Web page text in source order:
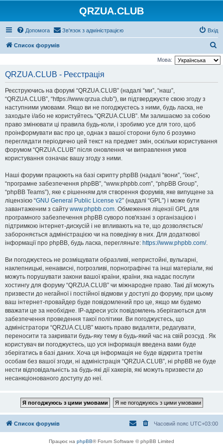
QRZUA.CLUB
Допомога Зв'язок з адміністрацією Вхід
Список форумів
о
Мова:
QRZUA.CLUB - Реєстрація
Реєструючись на форумі “QRZUA.CLUB” (надалі “ми”, “наш”,
“QRZUA.CLUB”, “https://www.qrzua.club”), ви підтверджуєте свою згоду з
наступними умовами. Якщо ви не погоджуєтесь з ними, будь ласка, не
заходьте і/або не користуйтесь “QRZUA.CLUB”. Ми залишаємо за собою
право змінювати ці правила будь-коли, і зробимо усе для того, щоб
проінформувати вас про це, однак з вашої сторони було б розумно
переглядати періодично цей текст на предмет змін, оскільки користування
форумом “QRZUA.CLUB” після оновлення чи виправлення умов
користування означає вашу згоду з ними.
Наші форуми працюють на базі скрипту phpBB (надалі “вони”, “їхнє”,
“програмне забезпечення phpBB”, “www.phpbb.com”, “phpBB Group”,
“phpBB Teams”), яке є рішенням для створення форумів, яке випущене за
ліцензією “GNU General Public License v2” (надалі “GPL”) і може бути
завантаженим з сайту www.phpbb.com. Обмеження ліцензії GPL для
програмного забезпечення phpBB суворо пов'язані з організацією і
підтримкою інтернет-дискусій і не впливають на те, що дозволяється/
забороняється адміністрацією чи на поведінку в них. Для додаткової
інформації про phpBB, будь ласка, перегляньте: https://www.phpbb.com/.
Ви погоджуєтесь не розміщувати образливі, непристойні, вульгарні,
наклепницькі, ненависні, погрозливі, порнографічні та інші матеріали, які
можуть порушувати закони вашої країни, країни, яка надає послуги
хостингу для форуму “QRZUA.CLUB” чи міжнародне право. Такі дії можуть
призвести до негайної і постійної відмови у доступі до форуму, при цьому
ваш інтернет-провайдер буде повідомлений про це, якщо ми будемо
вважати це за необхідне. IP-адреси усіх повідомлень зберігаються для
забезпечення проведення такої політики. Ви погоджуєтесь, що
адміністратори “QRZUA.CLUB” мають право видаляти, редагувати,
переносити та закривати будь-яку тему в будь-який час на свій розсуд . Як
користувач ви погоджуєтесь, що уся інформація введена вами буде
зберігатись в базі даних. Хоча ця інформація не буде відкрита третім
особам без вашої згоди, ні адміністрація “QRZUA.CLUB”, ні phpBB не буде
нести відповідальність за будь-які дії хакерів, які можуть призвести до
несанкціонованого доступу до неї.
Список форумів Часовий пояс UTC+03:00
Працює на phpBB® Forum Software © phpBB Limited